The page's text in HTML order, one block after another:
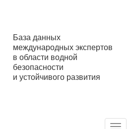
База данных
международных экспертов
в области водной
безопасности
и устойчивого развития